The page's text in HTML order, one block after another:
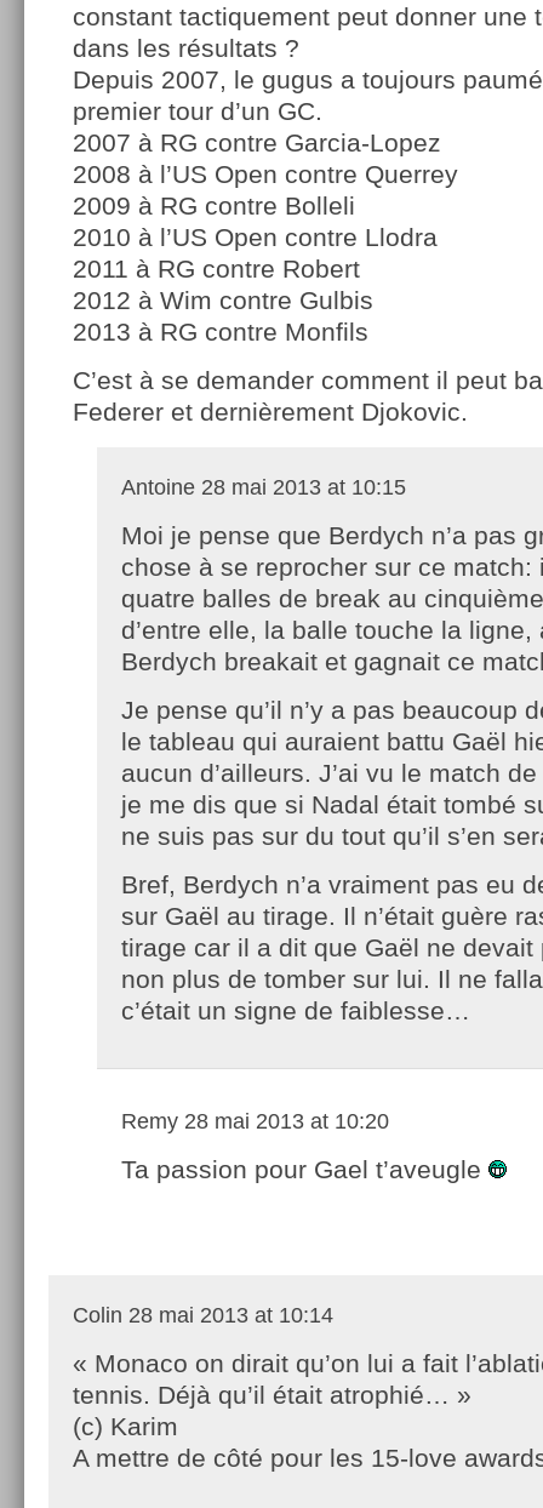
constant tactiquement peut donner une
dans les résultats ?
Depuis 2007, le gugus a toujours
premier tour d’un GC.
2007 à RG contre Garcia-Lopez
2008 à l’US Open contre Querrey
2009 à RG contre Bolleli
2010 à l’US Open contre Llodra
2011 à RG contre Robert
2012 à Wim contre Gulbis
2013 à RG contre Monfils
C’est à se demander comment il peut
Federer et dernièrement Djokovic.
Antoine 28 mai 2013 at 10:15
Moi je pense que Berdych n’a pas
chose à se reprocher sur ce match:
quatre balles de break au
d’entre elle, la balle touche la ligne,
Berdych breakait et gagnait ce
Je pense qu’il n’y a pas beaucoup
le tableau qui auraient battu Gaël
aucun d’ailleurs. J’ai vu le match
je me dis que si Nadal était tombé
ne suis pas sur du tout qu’il s’en
Bref, Berdych n’a vraiment pas eu
sur Gaël au tirage. Il n’était guère
tirage car il a dit que Gaël ne devait
non plus de tomber sur lui. Il ne
c’était un signe de faiblesse…
Remy 28 mai 2013 at 10:20
Ta passion pour Gael t’aveugle
Colin 28 mai 2013 at 10:14
« Monaco on dirait qu’on lui a fait
tennis. Déjà qu’il était atrophié… »
(c) Karim
A mettre de côté pour les 15-love